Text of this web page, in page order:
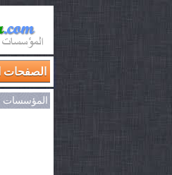
الصفحات
المؤسسات